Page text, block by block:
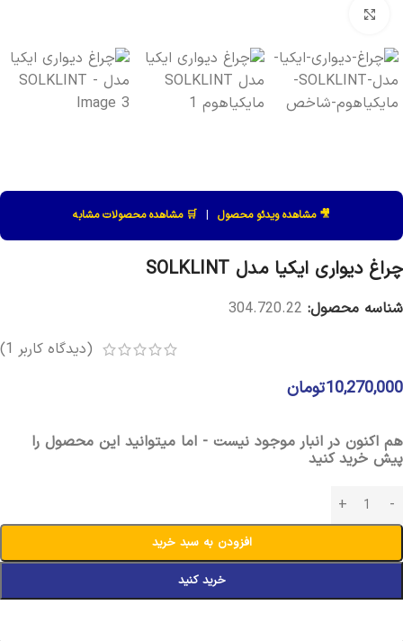
🎥 مشاهده ویدئو محصول 🛒 مشاهده محصولات مشابه
چراغ دیواری ایکیا مدل SOLKLINT
شناسه محصول: 304.720.22
(دیدگاه کاربر 1
)
10,270,000تومان
هم اکنون در انبار موجود نیست - اما میتوانید این محصول را
پیش خرید کنید
افزودن به سبد خرید
خرید کنید